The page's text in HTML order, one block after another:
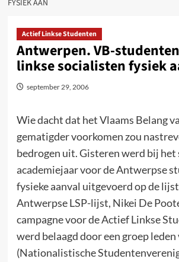
FYSIEK AAN
Actief Linkse Studenten
Antwerpen. VB-
linkse socialisten fysiek
september 29, 2006
Wie dacht dat het Vlaams Belang
gematigder voorkomen zou
bedrogen uit. Gisteren werd bij het
academiejaar voor de Antwerpse
fysieke aanval uitgevoerd op de
Antwerpse LSP-lijst, Nikei De
campagne voor de Actief Linkse
werd belaagd door een groep leden
(Nationalistische